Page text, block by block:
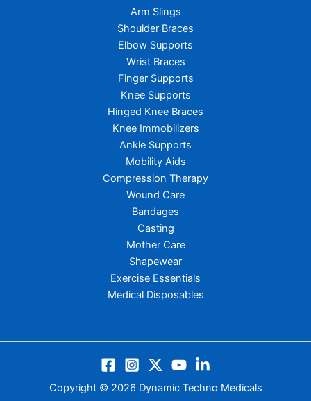
Arm Slings
Shoulder Braces
Elbow Supports
Wrist Braces
Finger Supports
Knee Supports
Hinged Knee Braces
Knee Immobilizers
Ankle Supports
Mobility Aids
Compression Therapy
Wound Care
Bandages
Casting
Mother Care
Shapewear
Exercise Essentials
Medical Disposables
Copyright © 2026 Dynamic Techno Medicals